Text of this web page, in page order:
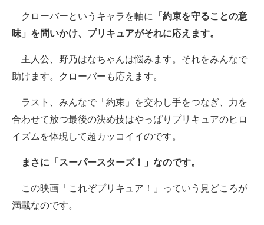
クローバーというキャラを軸に
「約束を守ることの意
味」を問いかけ、プリキュアがそれに応えます。
主人公、野乃はなちゃんは悩みます。それをみんなで
助けます。クローバーも応えます。
ラスト、みんなで「約束」を交わし手をつなぎ、力を
合わせて放つ最後の決め技はやっぱりプリキュアのヒロ
イズムを体現して超カッコイイのです。
まさに「スーパースターズ！」なのです。
この映画「これぞプリキュア！」っていう見どころが
満載なのです。